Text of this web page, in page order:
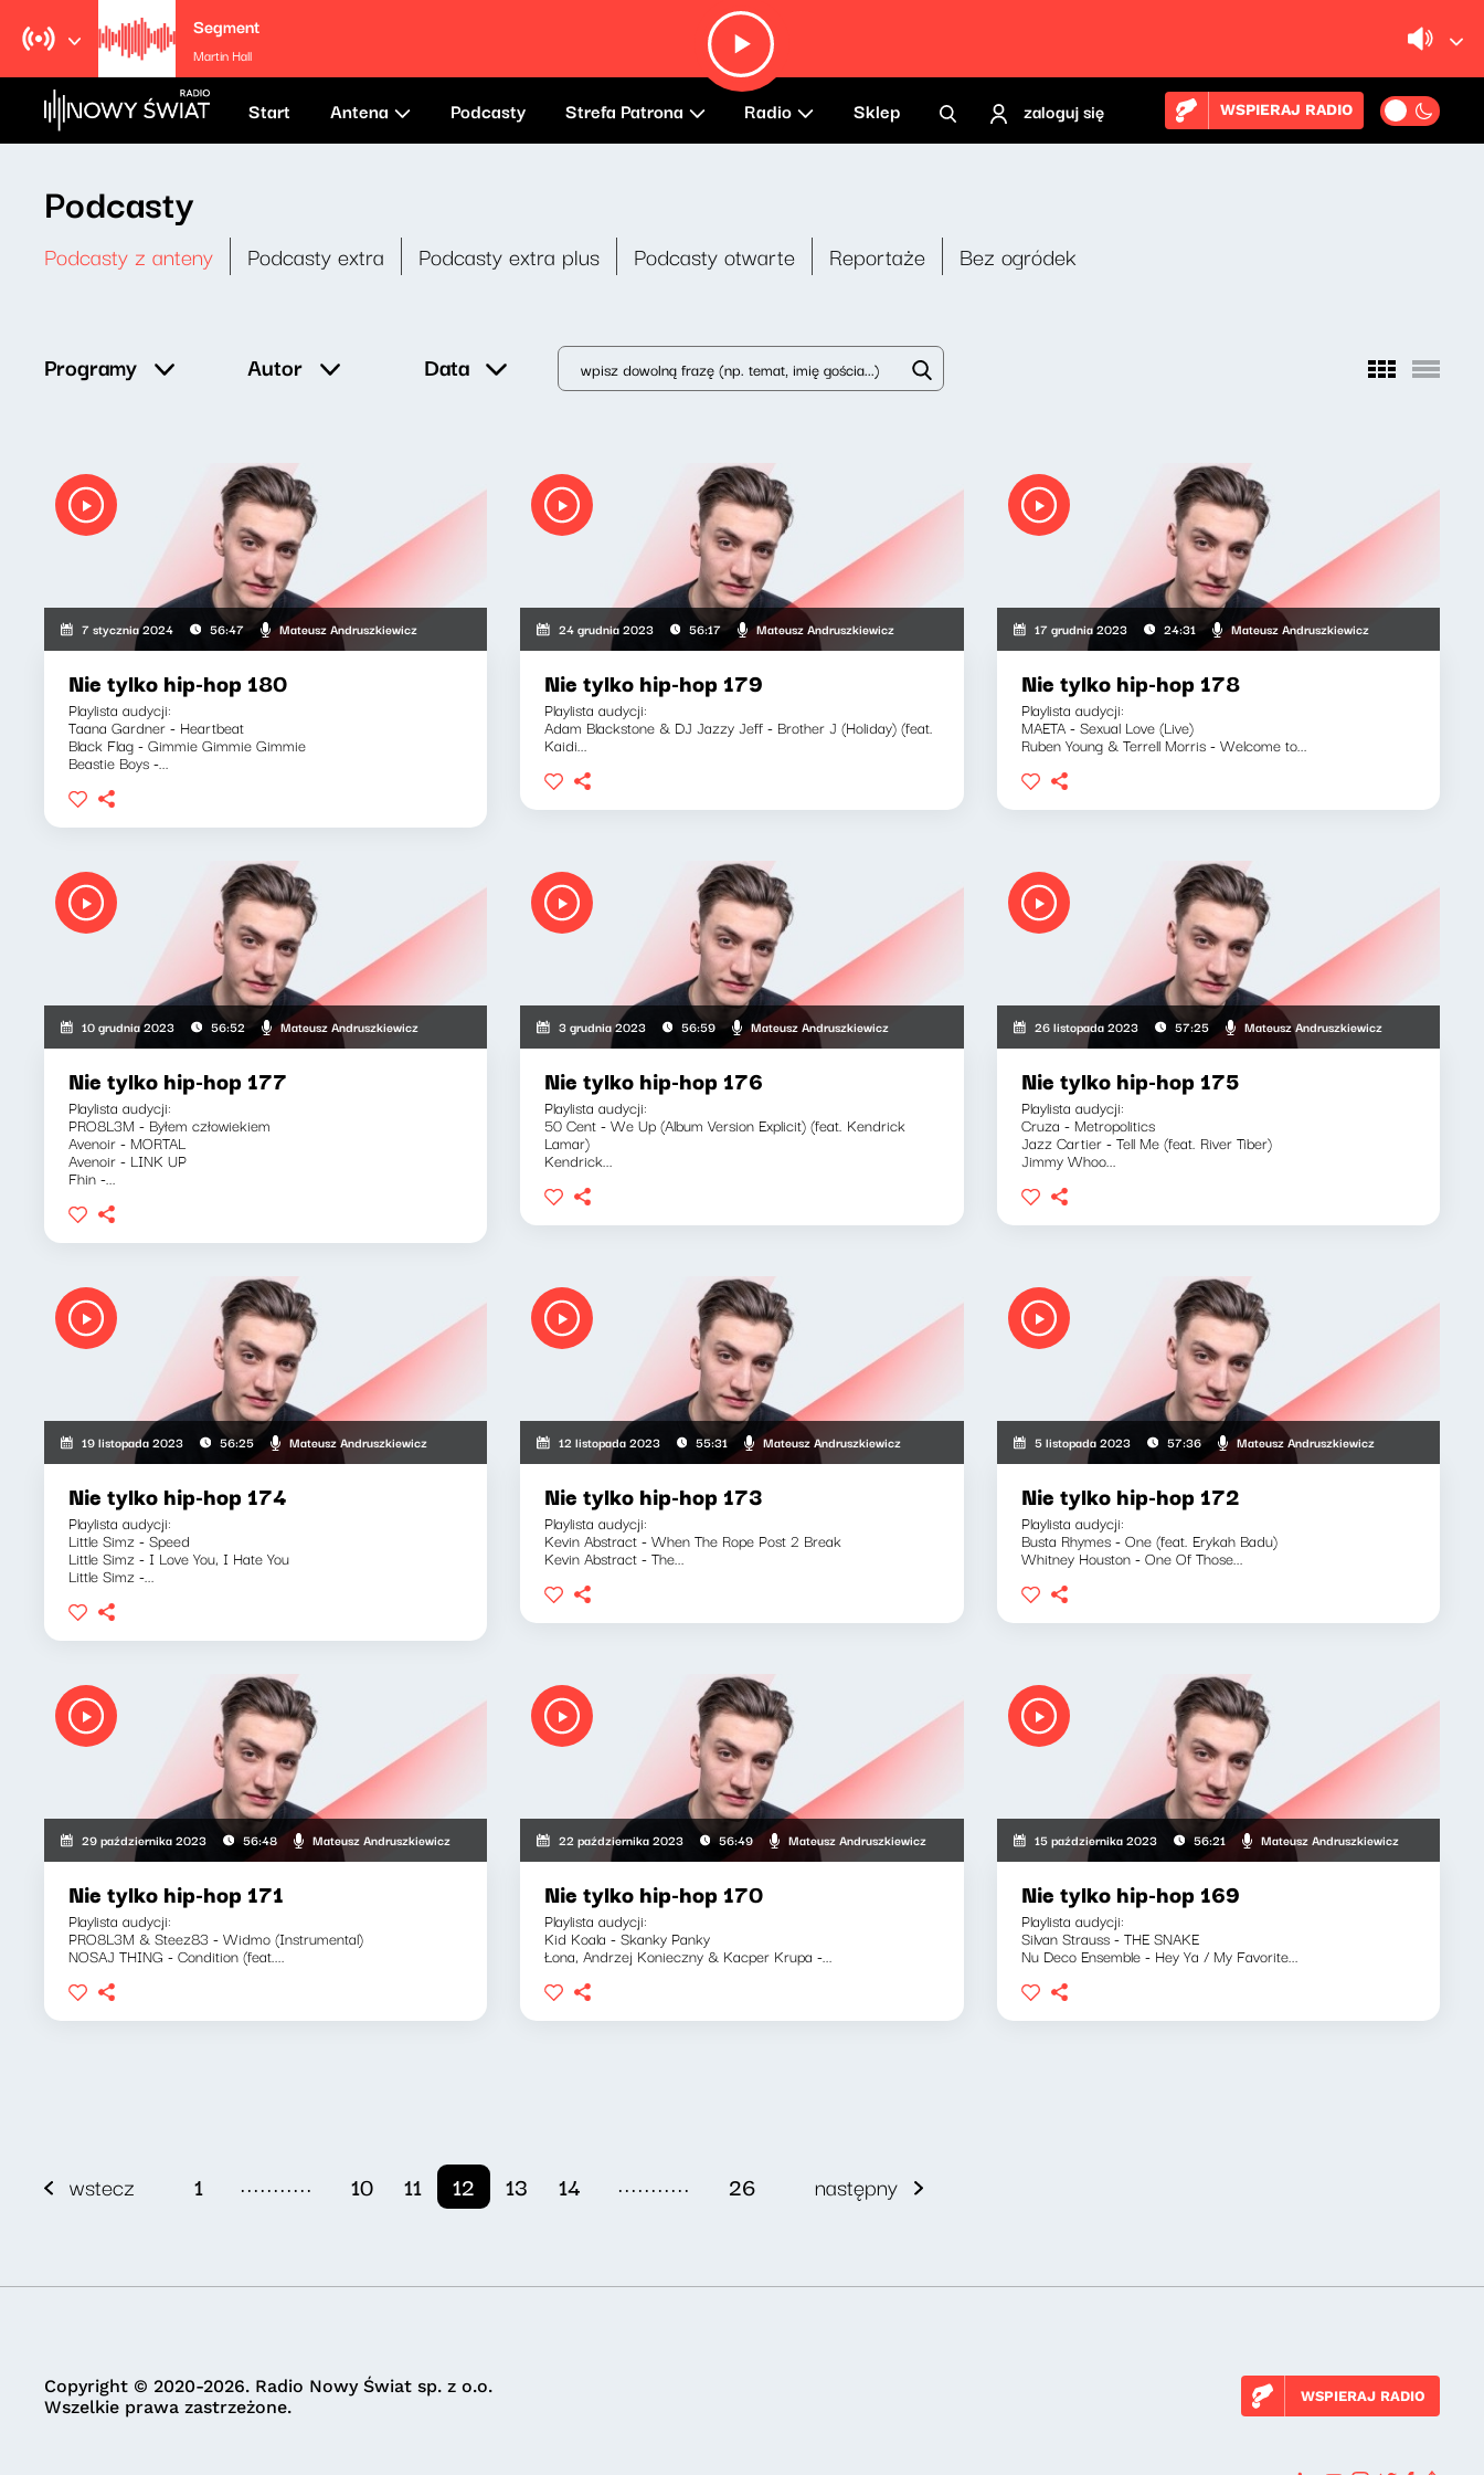
Segment
Martin Hall
Start Antena Podcasty Strefa Patrona Radio Sklep zaloguj się WSPIERAJ RADIO
Podcasty
Podcasty z anteny Podcasty extra Podcasty extra plus Podcasty otwarte Reportaże Bez ogródek
Programy Autor Data
7 stycznia 2024 56:47 Mateusz Andruszkiewicz
Nie tylko hip-hop 180
Playlista audycji:
Taana Gardner - Heartbeat
Black Flag - Gimmie Gimmie Gimmie
Beastie Boys -...
24 grudnia 2023 56:17 Mateusz Andruszkiewicz
Nie tylko hip-hop 179
Playlista audycji:
Adam Blackstone & DJ Jazzy Jeff - Brother J (Holiday) (feat.
Kaidi...
17 grudnia 2023 24:31 Mateusz Andruszkiewicz
Nie tylko hip-hop 178
Playlista audycji:
MAETA - Sexual Love (Live)
Ruben Young & Terrell Morris - Welcome to...
10 grudnia 2023 56:52 Mateusz Andruszkiewicz
Nie tylko hip-hop 177
Playlista audycji:
PRO8L3M - Byłem człowiekiem
Avenoir - MORTAL
Avenoir - LINK UP
Fhin -...
3 grudnia 2023 56:59 Mateusz Andruszkiewicz
Nie tylko hip-hop 176
Playlista audycji:
50 Cent - We Up (Album Version Explicit) (feat. Kendrick
Lamar)
Kendrick...
26 listopada 2023 57:25 Mateusz Andruszkiewicz
Nie tylko hip-hop 175
Playlista audycji:
Cruza - Metropolitics
Jazz Cartier - Tell Me (feat. River Tiber)
Jimmy Whoo...
19 listopada 2023 56:25 Mateusz Andruszkiewicz
Nie tylko hip-hop 174
Playlista audycji:
Little Simz - Speed
Little Simz - I Love You, I Hate You
Little Simz -...
12 listopada 2023 55:31 Mateusz Andruszkiewicz
Nie tylko hip-hop 173
Playlista audycji:
Kevin Abstract - When The Rope Post 2 Break
Kevin Abstract - The...
5 listopada 2023 57:36 Mateusz Andruszkiewicz
Nie tylko hip-hop 172
Playlista audycji:
Busta Rhymes - One (feat. Erykah Badu)
Whitney Houston - One Of Those...
29 października 2023 56:48 Mateusz Andruszkiewicz
Nie tylko hip-hop 171
Playlista audycji:
PRO8L3M & Steez83 - Widmo (Instrumental)
NOSAJ THING - Condition (feat....
22 października 2023 56:49 Mateusz Andruszkiewicz
Nie tylko hip-hop 170
Playlista audycji:
Kid Koala - Skanky Panky
Łona, Andrzej Konieczny & Kacper Krupa -...
15 października 2023 56:21 Mateusz Andruszkiewicz
Nie tylko hip-hop 169
Playlista audycji:
Silvan Strauss - THE SNAKE
Nu Deco Ensemble - Hey Ya / My Favorite...
wstecz 1 ........... 10 11 12 13 14 ........... 26 następny
Copyright © 2020-2026. Radio Nowy Świat sp. z o.o.
Wszelkie prawa zastrzeżone.
WSPIERAJ RADIO